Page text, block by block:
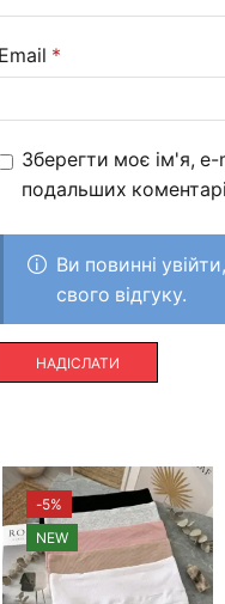
Email *
Зберегти моє ім'я, e-
подальших
Ви повинні
свого відгуку.
-5%
NEW